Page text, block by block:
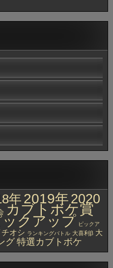
年 2019年2020
カブトボケ賞
ックアップ ピックア
オシ ランキングバトル 大喜利β 大
グ特選カブトボケ